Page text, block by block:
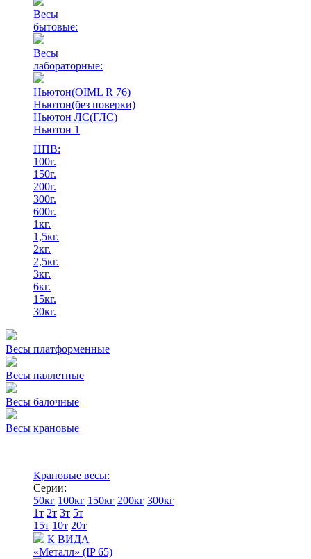
Весы
бытовые:
Весы
лабораторные:
Ньютон(OIML R 76)
Ньютон(без поверки)
Ньютон ЛС(ГЛС)
Ньютон 1
НПВ:
100г.
150г.
200г.
300г.
600г.
1кг.
1,5кг.
2кг.
2,5кг.
3кг.
6кг.
15кг.
30кг.
Весы платформенные
Весы паллетные
Весы балочные
Весы крановые
Крановые весы:
Серии:
50кг 100кг 150кг 200кг 300кг
1т 2т 3т 5т
15т 10т 20т
К ВИДА
«Металл» (IP 65)